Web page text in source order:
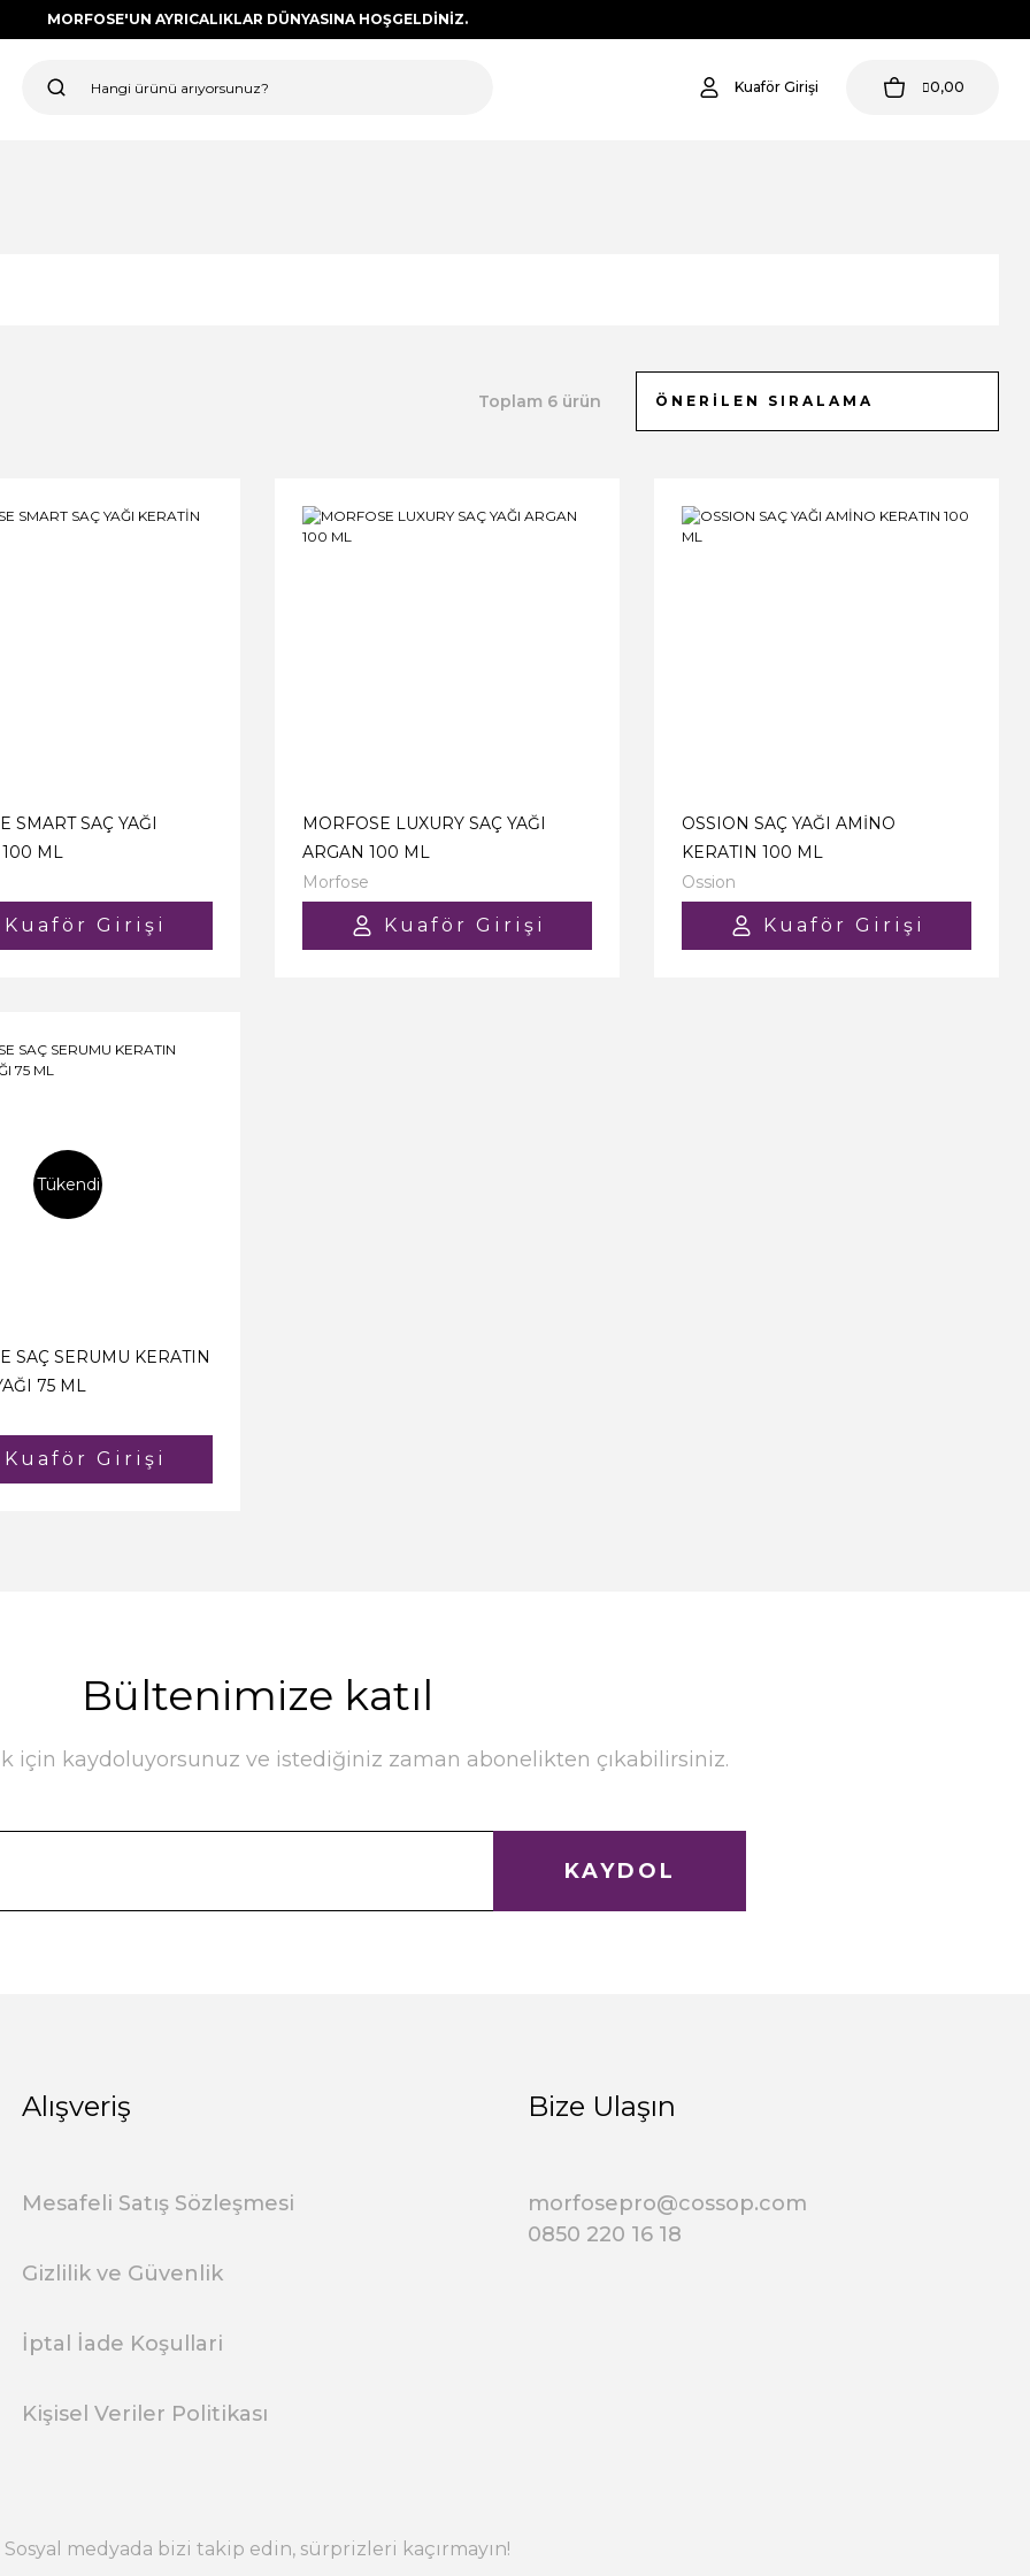
MORFOSE'UN AYRICALIKLAR DÜNYASINA HOŞGELDİNİZ.
Kuaför Girişi 0,00
Toplam 6 ürün
SMART SAÇ YAĞI
100 ML
Kuaför Girişi
MORFOSE LUXURY SAÇ YAĞI
ARGAN 100 ML
Morfose
Kuaför Girişi
OSSION SAÇ YAĞI AMİNO
KERATIN 100 ML
Ossion
Kuaför Girişi
Tükendi
SAÇ SERUMU KERATIN
75 ML
Kuaför Girişi
Bültenimize katıl
için kaydoluyorsunuz ve istediğiniz zaman abonelikten çıkabilirsiniz.
KAYDOL
Alışveriş
Mesafeli Satış Sözleşmesi
Gizlilik ve Güvenlik
İptal İade Koşullari
Kişisel Veriler Politikası
Bize Ulaşın
morfosepro@cossop.com
0850 220 16 18
Sosyal medyada bizi takip edin, sürprizleri kaçırmayın!